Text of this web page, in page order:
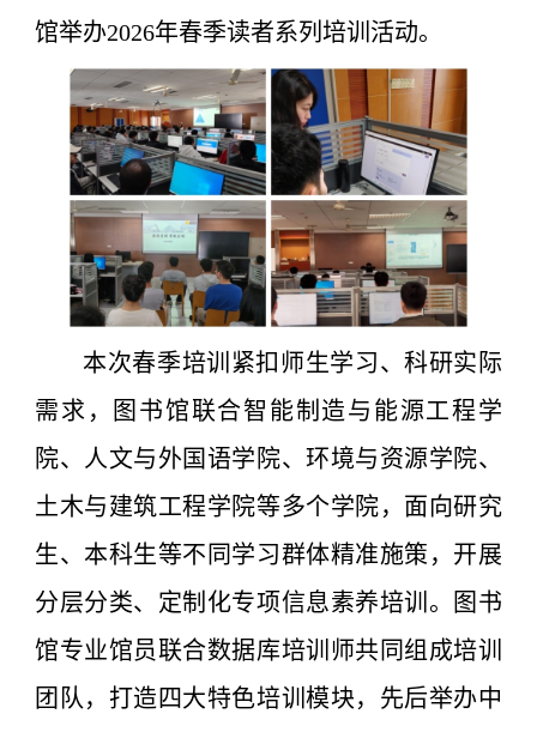
馆举办2026年春季读者系列培训活动。
本次春季培训紧扣师生学习、科研实际
需求，图书馆联合智能制造与能源工程学
院、人文与外国语学院、环境与资源学院、
土木与建筑工程学院等多个学院，面向研究
生、本科生等不同学习群体精准施策，开展
分层分类、定制化专项信息素养培训。
图书
馆专业馆员联合数据库培训师共同组成培训
团队，打造四大特色培训模块，先后举办中